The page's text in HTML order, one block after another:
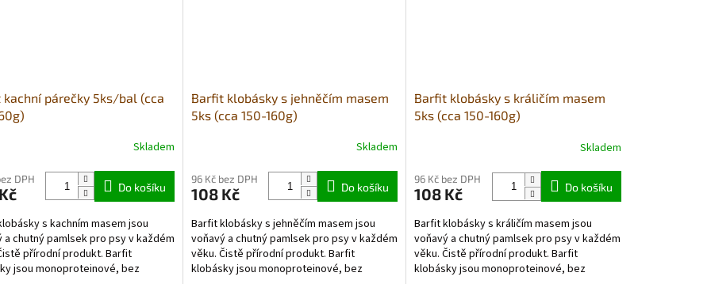
kachní párečky 5ks/bal (cca
Skladem
DPH
Do košíku
s kachním masem jsou
a chutný pamlsek pro psy v každém
přírodní produkt. Barfit
jsou monoproteinové, bez
Barfit klobásky s jehněčím masem
5ks (cca 150-160g)
Skladem
96 Kč bez DPH
108 Kč Do košíku
Barfit klobásky s jehněčím masem jsou
voňavý a chutný pamlsek pro psy v každém
věku. Čistě přírodní produkt. Barfit
klobásky jsou monoproteinové, bez
Barfit klobásky s králičím masem
5ks (cca 150-160g)
Skladem
96 Kč bez DPH
108 Kč Do košíku
Barfit klobásky s králičím masem jsou
voňavý a chutný pamlsek pro psy v každém
věku. Čistě přírodní produkt. Barfit
klobásky jsou monoproteinové, bez